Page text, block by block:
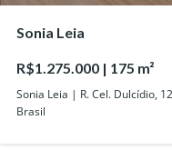
Sonia Leia
R$1.275.000 | 175 m²
Sonia Leia | R. Cel. Dulcídio,
Brasil